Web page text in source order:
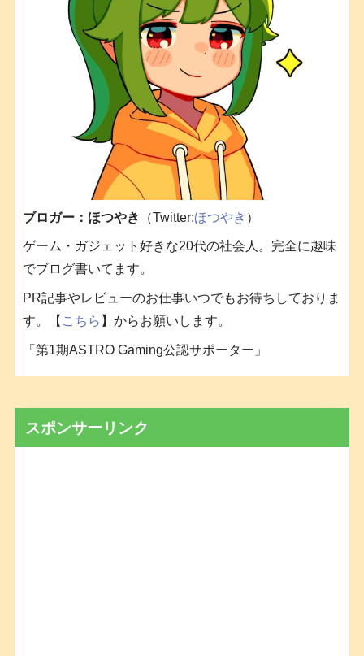
ブロガー：ほつやき （Twitter:ほつやき ）
ゲーム・ガジェット好きな20代の社会人。完全に趣味
でブログ書いてます。
PR記事やレビューのお仕事いつでもお待ちしておりま
す。【 こちら 】からお願いします。
「第1期ASTRO Gaming公認サポーター」
スポンサーリンク